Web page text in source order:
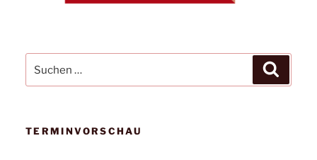
Suchen
nach:
TERMINVORSCHAU